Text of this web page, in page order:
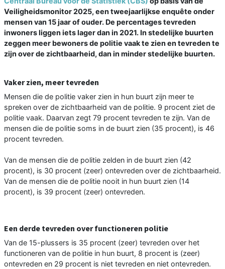
Veiligheidsmonitor 2025, een tweejaarlijkse enquête onder
mensen van 15 jaar of ouder. De percentages tevreden
inwoners liggen iets lager dan in 2021. In stedelijke buurten
zeggen meer bewoners de politie vaak te zien en tevreden te
zijn over de zichtbaarheid, dan in minder stedelijke buurten.
Vaker zien, meer tevreden
Mensen die de politie vaker zien in hun buurt zijn meer te
spreken over de zichtbaarheid van de politie. 9 procent ziet de
politie vaak. Daarvan zegt 79 procent tevreden te zijn. Van de
mensen die de politie soms in de buurt zien (35 procent), is 46
procent tevreden.
Van de mensen die de politie zelden in de buurt zien (42
procent), is 30 procent (zeer) ontevreden over de zichtbaarheid.
Van de mensen die de politie nooit in hun buurt zien (14
procent), is 39 procent (zeer) ontevreden.
Een derde tevreden over functioneren politie
Van de 15-plussers is 35 procent (zeer) tevreden over het
functioneren van de politie in hun buurt, 8 procent is (zeer)
ontevreden en 29 procent is niet tevreden en niet ontevreden.